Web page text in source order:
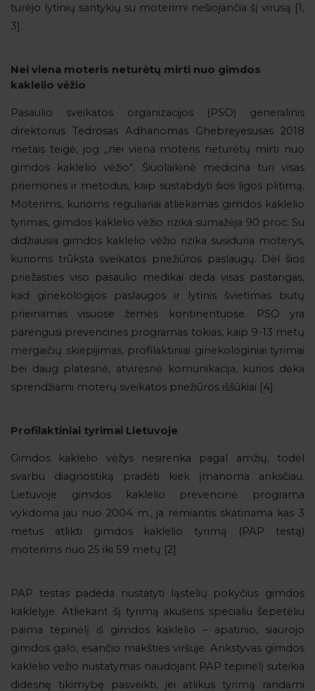
turėjo lytinių santykių su moterimi nešiojančia šį virusą [1,
3].
Nei viena moteris neturėtų mirti nuo gimdos
kaklelio vėžio
Pasaulio sveikatos organizacijos (PSO) generalinis
direktorius Tedrosas Adhanomas Ghebreyesusas 2018
metais teigė, jog „nei viena moteris neturėtų mirti nuo
gimdos kaklelio vėžio“. Šiuolaikinė medicina turi visas
priemones ir metodus, kaip sustabdyti šios ligos plitimą.
Moterims, kurioms reguliariai atliekamas gimdos kaklelio
tyrimas, gimdos kaklelio vėžio rizika sumažėja 90 proc. Su
didžiausia gimdos kaklelio vėžio rizika susiduria moterys,
kurioms trūksta sveikatos priežiūros paslaugų. Dėl šios
priežasties viso pasaulio medikai deda visas pastangas,
kad ginekologijos paslaugos ir lytinis švietimas butų
prieinamas visuose žemės kontinentuose. PSO yra
parengusi prevencines programas tokias, kaip 9-13 metų
mergaičių skiepijimas, profilaktiniai ginekologiniai tyrimai
bei daug platesnė, atviresnė komunikacija, kurios dėka
sprendžiami moterų sveikatos priežiūros iššūkiai [4].
Profilaktiniai tyrimai Lietuvoje
Gimdos kaklelio vėžys nesirenka pagal amžių, todėl
svarbu diagnostiką pradėti kiek įmanoma anksčiau.
Lietuvoje gimdos kaklelio prevencinė programa
vykdoma jau nuo 2004 m., ja remiantis skatinama kas 3
metus atlikti gimdos kaklelio tyrimą (PAP testą)
moterims nuo 25 iki 59 metų [2].
PAP testas padeda nustatyti ląstelių pokyčius gimdos
kaklelyje. Atliekant šį tyrimą akušeris specialiu šepetėliu
paima tepinėlį iš gimdos kaklelio – apatinio, siaurojo
gimdos galo, esančio makšties viršuje. Ankstyvas gimdos
kaklelio vėžio nustatymas naudojant PAP tepinėlį suteikia
didesnę tikimybę pasveikti, jei atlikus tyrimą randami